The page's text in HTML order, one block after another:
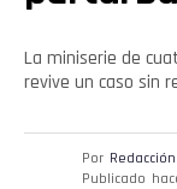
La miniserie de
revive un caso sin
Por
Publicado